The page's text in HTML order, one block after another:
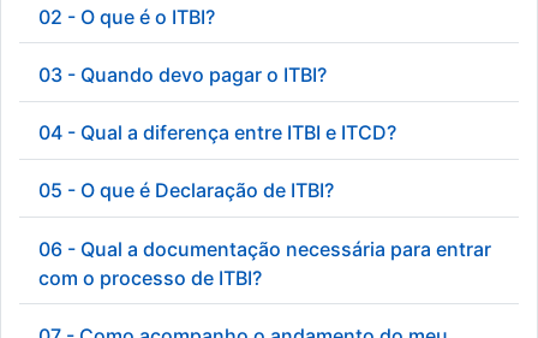
02 - O que é o ITBI?
03 - Quando devo pagar o ITBI?
04 - Qual a diferença entre ITBI e ITCD?
05 - O que é Declaração de ITBI?
06 - Qual a documentação necessária para entrar
com o processo de ITBI?